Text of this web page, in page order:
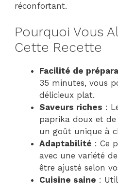
réconfortant.
Pourquoi Vous
Cette Recette
Facilité de
35 minutes, vous
délicieux plat.
Saveurs riches :
paprika doux et
un goût unique à
Adaptabilité : Ce
avec une variété
être ajusté selon
Cuisine saine :